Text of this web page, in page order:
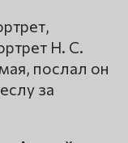
Н. С.
послал он
за